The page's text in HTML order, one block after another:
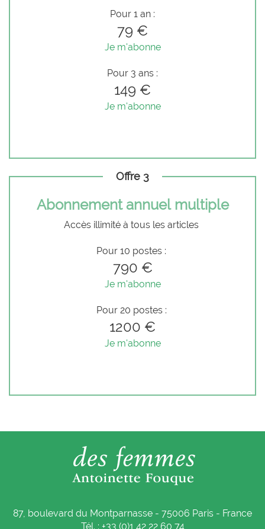
Pour 1 an :
79 €
Je m'abonne
Pour 3 ans :
149 €
Je m'abonne
Offre 3
Abonnement annuel multiple
Accès illimité à tous les articles
Pour 10 postes :
790 €
Je m'abonne
Pour 20 postes :
1200 €
Je m'abonne
87, boulevard du Montparnasse - 75006 Paris - France
Tél. : +33 (0)1 42 22 60 74